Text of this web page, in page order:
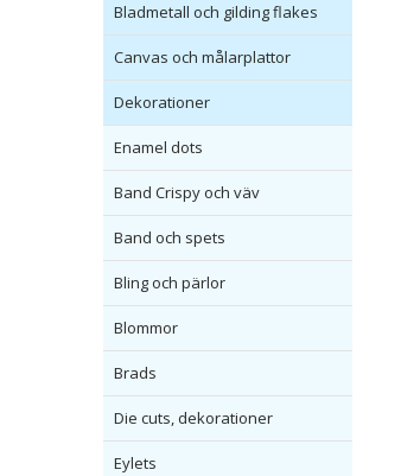
Bladmetall och gilding flakes
Canvas och målarplattor
Dekorationer
Enamel dots
Band Crispy och väv
Band och spets
Bling och pärlor
Blommor
Brads
Die cuts, dekorationer
Eylets